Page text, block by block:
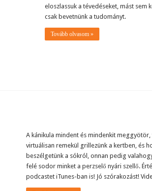
eloszlassuk a tévedéseket, mást sem
csak bevetnünk a tudományt.
Tovább olvasom »
A kánikula mindent és mindenkit meggyötör,
virtuálisan remekül grillezünk a kertben, és
beszélgetünk a sókról, onnan pedig
felé sodor minket a perzselő nyári szellő.
podcastet iTunes-ban is! Jó szórakozást!